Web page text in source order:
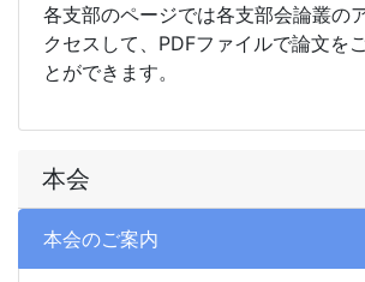
本会
本会のご案内
各支部のページでは各支部会論叢の
クセスして、PDFファイルで論文を
とができます。